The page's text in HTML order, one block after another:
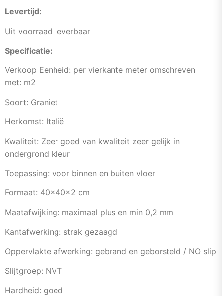
Levertijd:
Uit voorraad leverbaar
Specificatie:
Verkoop Eenheid: per vierkante meter omschreven
met: m2
Soort: Graniet
Herkomst: Italië
Kwaliteit: Zeer goed van kwaliteit zeer gelijk in
ondergrond kleur
Toepassing: voor binnen en buiten vloer
Formaat: 40x40x2 cm
Maatafwijking: maximaal plus en min 0,2 mm
Kantafwerking: strak gezaagd
Oppervlakte afwerking: gebrand en geborsteld / NO slip
Slijtgroep: NVT
Hardheid: goed